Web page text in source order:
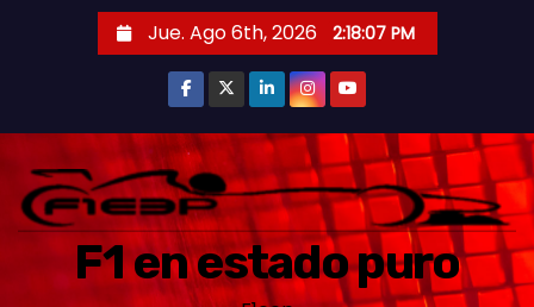
Jue. Ago 6th, 2026 2:18:09 PM
F1 en estado puro